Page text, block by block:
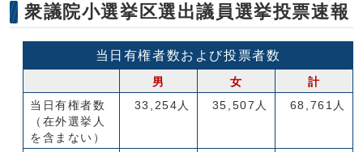
衆議院小選挙区選出議員選挙投票速報
当日有権者数および投票者数
男 女
計
当日有権者数
（在外選挙人
を含まない）
33,254人 35,507人 68,761人